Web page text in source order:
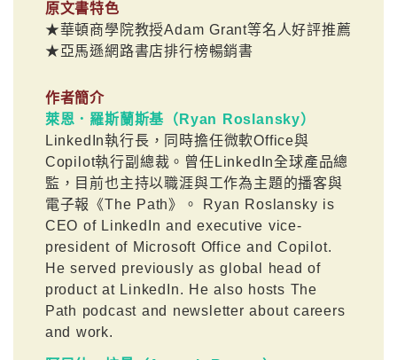
原文書特色
★華頓商學院教授Adam Grant等名人好評推薦
★亞馬遜網路書店排行榜暢銷書
作者簡介
萊恩．羅斯蘭斯基（Ryan Roslansky）
LinkedIn執行長，同時擔任微軟Office與
Copilot執行副總裁。曾任LinkedIn全球產品總
監，目前也主持以職涯與工作為主題的播客與
電子報《The Path》。 Ryan Roslansky is
CEO of LinkedIn and executive vice-
president of Microsoft Office and Copilot.
He served previously as global head of
product at LinkedIn. He also hosts The
Path podcast and newsletter about careers
and work.